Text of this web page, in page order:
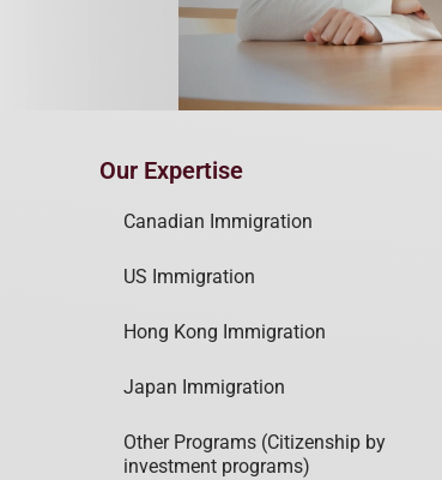
Our Expertise
Canadian Immigration
US Immigration
Hong Kong Immigration
Japan Immigration
Other Programs (Citizenship by
investment programs)